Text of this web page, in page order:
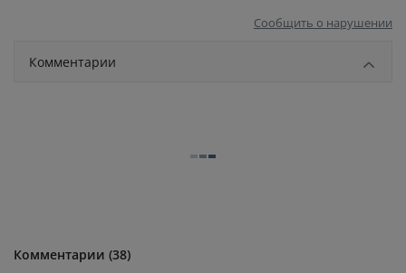
Сообщить о нарушении
Комментарии
Комментарии (38)